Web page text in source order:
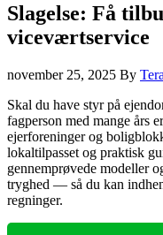
Slagelse: Få
viceværtservice
november 25, 2025 By
Skal du have styr på
fagperson med mange års
ejerforeninger og
lokaltilpasset og praktisk
gennemprøvede modeller
tryghed — så du kan
regninger.